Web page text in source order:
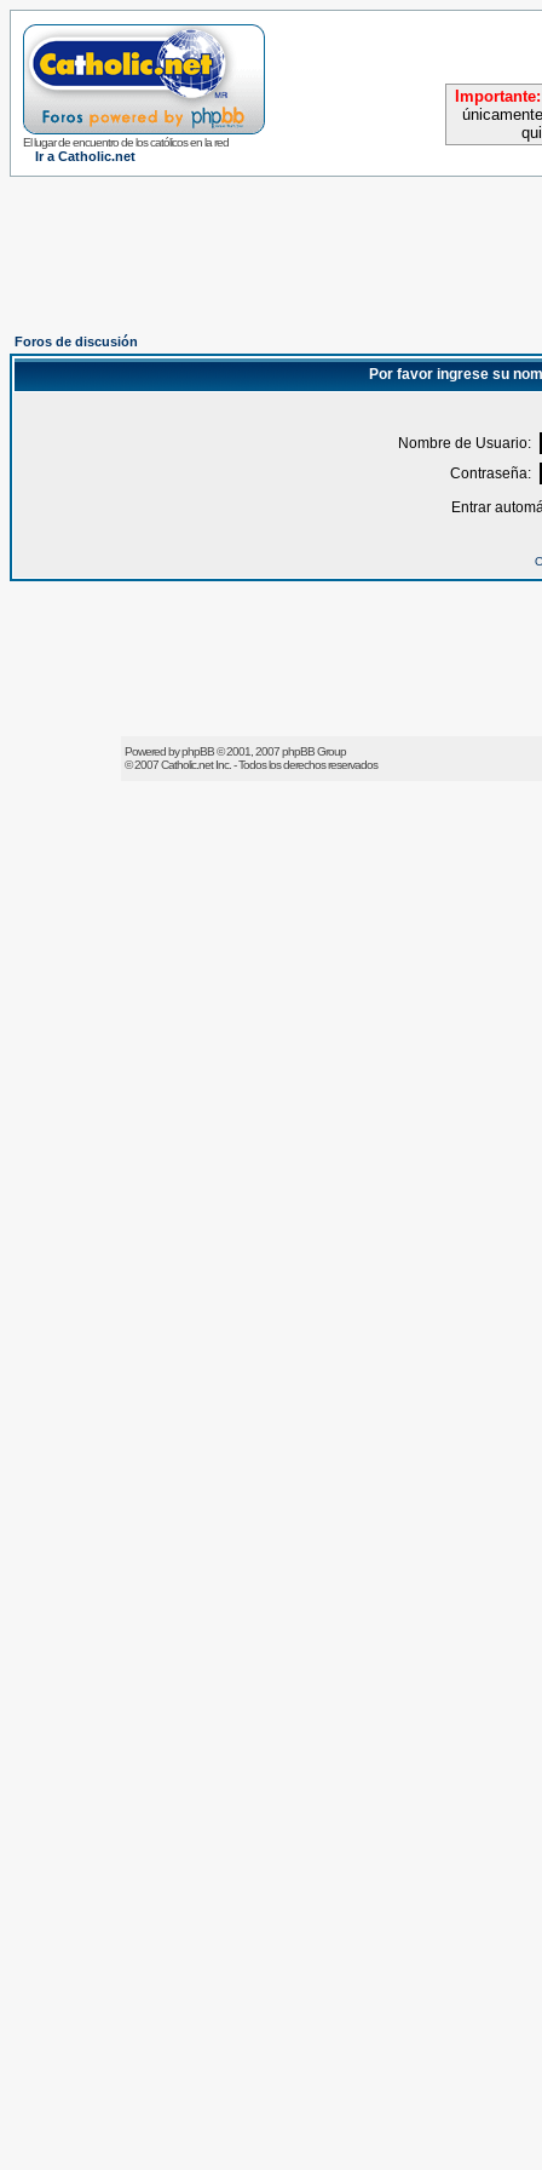
El lugar de encuentro de los católicos en la red
Ir a Catholic.net
Importante:
Foros de discusión
Por favor ingrese su
Nombre de Usuario:
Contraseña:
Entrar
Powered byphpBB© 2001, 2007 phpBB Group
© 2007Catholic.netInc. - Todos los derechos reservados